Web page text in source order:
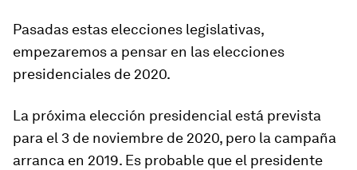
Pasadas estas elecciones legislativas,
empezaremos a pensar en las elecciones
presidenciales de 2020.
La próxima elección presidencial está prevista
para el 3 de noviembre de 2020, pero la campaña
arranca en 2019. Es probable que el presidente